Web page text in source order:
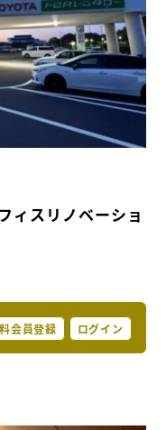
ィスリノベーショ
会員登録 ログイン